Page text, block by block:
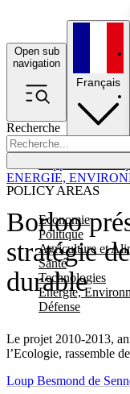
Open sub
navigation
Recherche
POLICY AREAS
Economie
Politique
Agriculture et
Santé
Technologies
Energie,
Défense
Français
Borloo
stratégie
durable
Le projet 2010-2013,
l’Ecologie, rassemble
ENERGIE,
Loup Besmond de